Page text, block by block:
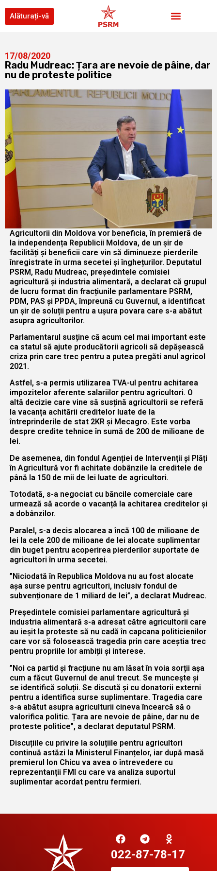
Alăturați-vă
17/08/2020
Radu Mudreac: Țara are nevoie de pâine, dar
nu de proteste politice
Agricultorii din Moldova vor beneficia, în premieră de
la independența Republicii Moldova, de un șir de
facilități și beneficii care vin să diminueze pierderile
înregistrate în urma secetei și înghețurilor. Deputatul
PSRM, Radu Mudreac, președintele comisiei
agricultură și industria alimentară, a declarat că grupul
de lucru format din fracțiunile parlamentare PSRM,
PDM, PAS și PPDA, împreună cu Guvernul, a identificat
un șir de soluții pentru a ușura povara care s-a abătut
asupra agricultorilor.
Parlamentarul susține că acum cel mai important este
ca statul să ajute producătorii agricoli să depășească
criza prin care trec pentru a putea pregăti anul agricol
2021.
Astfel, s-a permis utilizarea TVA-ul pentru achitarea
impozitelor aferente salariilor pentru agricultori. O
altă decizie care vine să susțină agricultorii se referă
la vacanța achitării creditelor luate de la
întreprinderile de stat 2KR și Mecagro. Este vorba
despre credite tehnice în sumă de 200 de milioane de
lei.
De asemenea, din fondul Agenției de Intervenții și Plăți
în Agricultură vor fi achitate dobânzile la creditele de
până la 150 de mii de lei luate de agricultori.
Totodată, s-a negociat cu băncile comerciale care
urmează să acorde o vacanță la achitarea creditelor și
a dobânzilor.
Paralel, s-a decis alocarea a încă 100 de milioane de
lei la cele 200 de milioane de lei alocate suplimentar
din buget pentru acoperirea pierderilor suportate de
agricultori în urma secetei.
”Niciodată în Republica Moldova nu au fost alocate
așa surse pentru agricultori, inclusiv fondul de
subvenționare de 1 miliard de lei”, a declarat Mudreac.
Președintele comisiei parlamentare agricultură și
industria alimentară s-a adresat către agricultorii care
au ieșit la proteste să nu cadă în capcana politicienilor
care vor să folosească tragedia prin care aceștia trec
pentru propriile lor ambiții și interese.
”Noi ca partid și fracțiune nu am lăsat în voia sorții așa
cum a făcut Guvernul de anul trecut. Se muncește și
se identifică soluții. Se discută și cu donatorii externi
pentru a identifica surse suplimentare. Tragedia care
s-a abătut asupra agriculturii cineva încearcă să o
valorifica politic. Țara are nevoie de pâine, dar nu de
proteste politice”, a declarat deputatul PSRM.
Discuțiile cu privire la soluțiile pentru agricultori
continuă astăzi la Ministerul Finanțelor, iar după masă
premierul Ion Chicu va avea o întrevedere cu
reprezentanții FMI cu care va analiza suportul
suplimentar acordat pentru fermieri.
022-87-78-17